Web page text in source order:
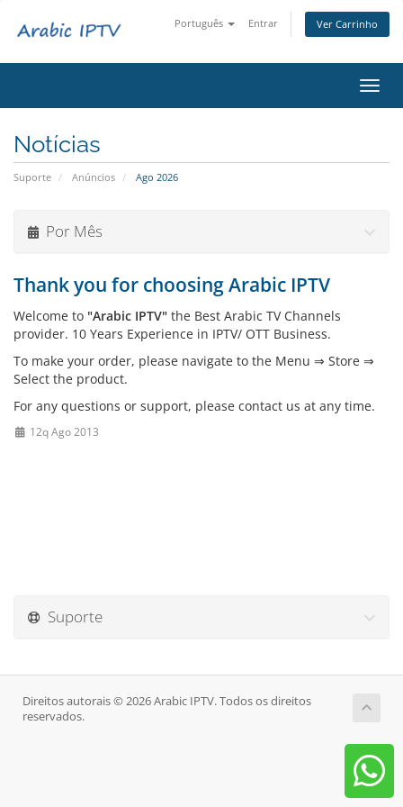
Português Entrar Ver Carrinho
Notícias
Suporte Anúncios Ago 2026
Por Mês
Thank you for choosing Arabic IPTV
Welcome to "Arabic IPTV" the Best Arabic TV Channels
provider. 10 Years Experience in IPTV/ OTT Business.
To make your order, please navigate to the Menu ⇒ Store ⇒
Select the product.
For any questions or support, please contact us at any time.
12q Ago 2013
Suporte
Direitos autorais © 2026 Arabic IPTV. Todos os direitos
reservados.